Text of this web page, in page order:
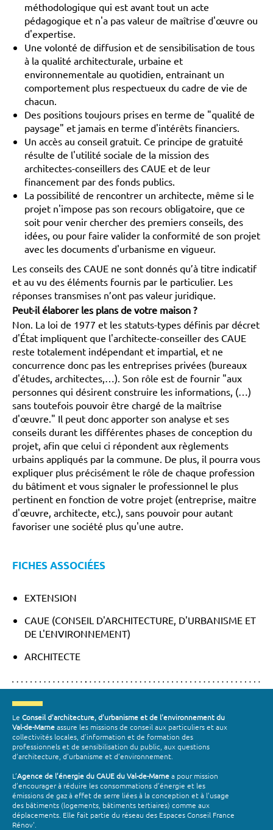
méthodologique qui est avant tout un acte
pédagogique et n'a pas valeur de maîtrise d'œuvre ou
d'expertise.
Une volonté de diffusion et de sensibilisation de tous
à la qualité architecturale, urbaine et
environnementale au quotidien, entrainant un
comportement plus respectueux du cadre de vie de
chacun.
Des positions toujours prises en terme de "qualité de
paysage" et jamais en terme d'intérêts financiers.
Un accès au conseil gratuit. Ce principe de gratuité
résulte de l'utilité sociale de la mission des
architectes-conseillers des CAUE et de leur
financement par des fonds publics.
La possibilité de rencontrer un architecte, même si le
projet n'impose pas son recours obligatoire, que ce
soit pour venir chercher des premiers conseils, des
idées, ou pour faire valider la conformité de son projet
avec les documents d'urbanisme en vigueur.
Les conseils des CAUE ne sont donnés qu’à titre indicatif
et au vu des éléments fournis par le particulier. Les
réponses transmises n’ont pas valeur juridique.
Peut-il élaborer les plans de votre maison ?
Non. La loi de 1977 et les statuts-types définis par décret
d'État impliquent que l'architecte-conseiller des CAUE
reste totalement indépendant et impartial, et ne
concurrence donc pas les entreprises privées (bureaux
d'études, architectes,…). Son rôle est de fournir "aux
personnes qui désirent construire les informations, (…)
sans toutefois pouvoir être chargé de la maîtrise
d'œuvre." Il peut donc apporter son analyse et ses
conseils durant les différentes phases de conception du
projet, afin que celui ci répondent aux règlements
urbains appliqués par la commune. De plus, il pourra vous
expliquer plus précisément le rôle de chaque profession
du bâtiment et vous signaler le professionnel le plus
pertinent en fonction de votre projet (entreprise, maitre
d'œuvre, architecte, etc.), sans pouvoir pour autant
favoriser une société plus qu'une autre.
FICHES ASSOCIÉES
EXTENSION
CAUE (CONSEIL D'ARCHITECTURE, D'URBANISME ET
DE L'ENVIRONNEMENT)
ARCHITECTE
Le Conseil d’architecture, d’urbanisme et de l’environnement du
Val-de-Marneassure les missions de conseil aux particuliers et aux
collectivités locales, d’information et de formation des
professionnels et de sensibilisation du public, aux questions
d’architecture, d’urbanisme et d’environnement.
L’Agence de l’énergie du CAUE du Val-de-Marnea pour mission
d’encourager à réduire les consommations d’énergie et les
émissions de gaz à effet de serre liées à la conception et à l’usage
des bâtiments (logements, bâtiments tertiaires) comme aux
déplacements. Elle fait partie du réseau des Espaces Conseil France
Rénov'.